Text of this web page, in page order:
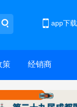
app下载
策 经销商